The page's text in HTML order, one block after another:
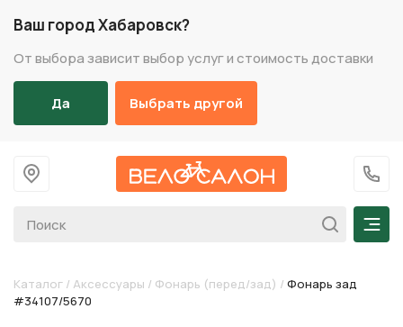
Ваш город Хабаровск?
От выбора зависит выбор услуг и стоимость доставки
Да Выбрать другой
На главную
+7
Каталог / Аксессуары / Фонарь (перед/зад) / Фонарь зад
#34107/5670